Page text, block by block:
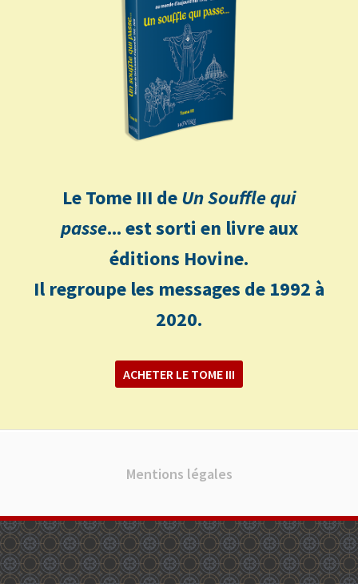
Le Tome III deUn Souffle qui
passe... est sorti en livre aux
éditions Hovine.
Il regroupe les messages de 1992 à
2020.
ACHETER LE TOME III
Mentions légales